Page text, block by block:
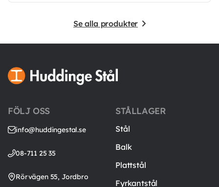
Se alla produkter
FÖLJ OSS
info@huddingestal.se
08-711 25 35
Rörvägen 55, Jordbro
STÅLLAGER
Stål
Balk
Plattstål
Fyrkantstål